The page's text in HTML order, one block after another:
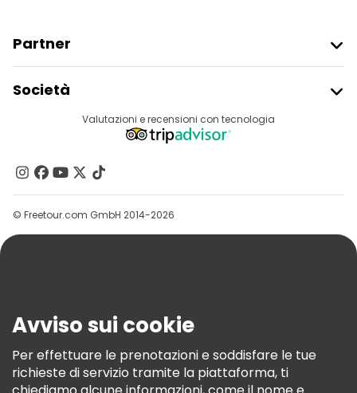
Partner
Accesso Del Fornitore
Programma Di Affiliazione
Società
Destinazioni
Contattaci
Gruppi
Aiuto
Termini E Condizioni
Informativa Sui Cookie
Freetour Premi
Valutazioni e recensioni con tecnologia
© Freetour.com GmbH 2014-2026
Avviso sui cookie
Per effettuare le prenotazioni e soddisfare le tue
richieste di servizio tramite la piattaforma, ti